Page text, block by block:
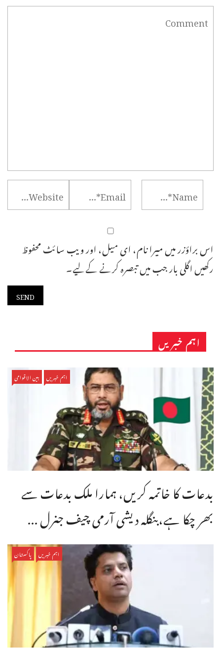
اس براؤزر میں میرا نام، ای میل، اور ویب سائٹ محفوظ
رکھیں اگلی بار جب میں تبصرہ کرنے کےلیے۔
اہم خبریں
اہم خبریں بین الاقوامی
بدعات کا خاتمہ کریں، ہمارا ملک بدعات سے
بھر چکا ہے،بنگله دیشی آرمی چیف جنرل ...
اہم خبریں پاکستان